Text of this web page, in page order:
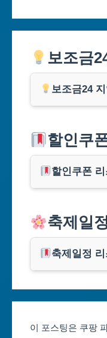
보조금
보조금24
부산광역시
대구광역시
인천광역시
광주광역시
대전광역시
할인쿠
할인쿠폰
쿠팡
클룩
축제일
축제일정
이 포스팅은 쿠팡